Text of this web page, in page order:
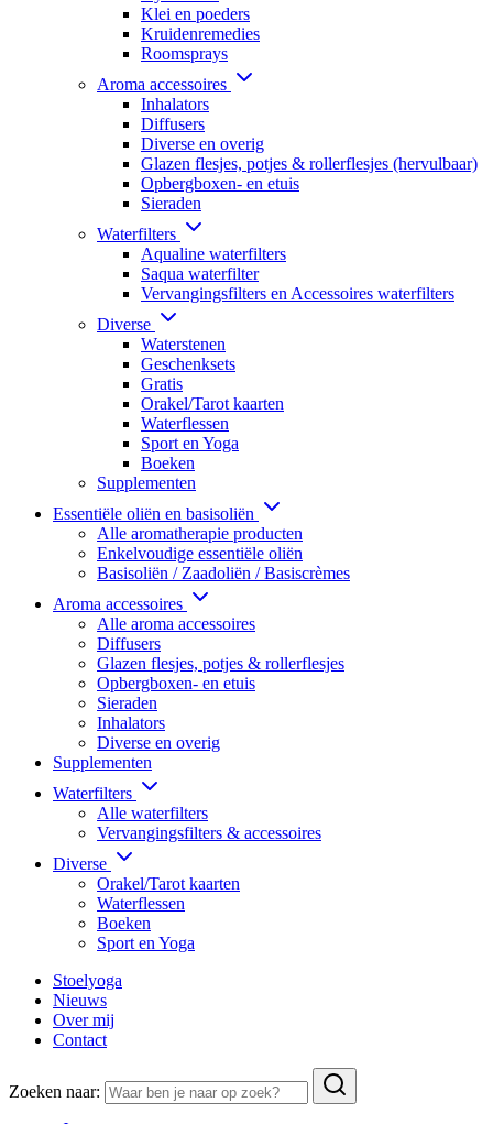
Klei en poeders
Kruidenremedies
Roomsprays
Aroma accessoires
Inhalators
Diffusers
Diverse en overig
Glazen flesjes, potjes & rollerflesjes (hervulbaar)
Opbergboxen- en etuis
Sieraden
Waterfilters
Aqualine waterfilters
Saqua waterfilter
Vervangingsfilters en Accessoires waterfilters
Diverse
Waterstenen
Geschenksets
Gratis
Orakel/Tarot kaarten
Waterflessen
Sport en Yoga
Boeken
Supplementen
Essentiële oliën en basisoliën
Alle aromatherapie producten
Enkelvoudige essentiële oliën
Basisoliën / Zaadoliën / Basiscrèmes
Aroma accessoires
Alle aroma accessoires
Diffusers
Glazen flesjes, potjes & rollerflesjes
Opbergboxen- en etuis
Sieraden
Inhalators
Diverse en overig
Supplementen
Waterfilters
Alle waterfilters
Vervangingsfilters & accessoires
Diverse
Orakel/Tarot kaarten
Waterflessen
Boeken
Sport en Yoga
Stoelyoga
Nieuws
Over mij
Contact
Zoeken naar: